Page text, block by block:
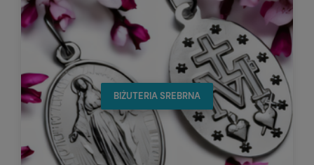
BIŻUTERIA SREBRNA